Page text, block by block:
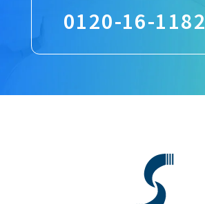
0120-16-1182